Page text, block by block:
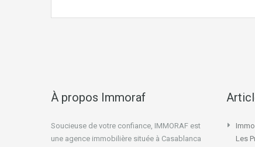
À propos Immoraf
Soucieuse de votre confiance, IMMORAF est
une agence immobilière située à Casablanca
Les